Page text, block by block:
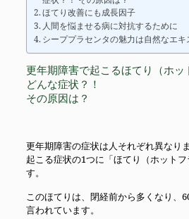
ほてり改善にも成長因子
人間を悩ませる病に対抗するために
シーププラセンタの魅力は自然なエキ
更年期障害で起こるほてり（ホッ
どんな症状？！
その原因は？
更年期障害の症状は人それぞれ異なり
起こる症状の1つに「ほてり（ホット
す。
このほてりは、閉経前から多くなり、
言われています。